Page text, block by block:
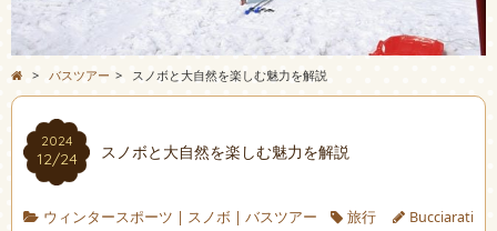
> バスツアー > スノボと大自然を楽しむ魅力を解説
2024
12/24 スノボと大自然を楽しむ魅力を解説
ウィンタースポーツ | スノボ | バスツアー 旅行 Bucciarati